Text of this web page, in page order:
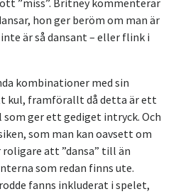
”miss”. Britney kommenterar
hon ger beröm om man är
är så dansant – eller flink i
kombinationer med sin
kul, framförallt då detta är ett
ger ett gediget intryck. Och
som man kan oavsett om
att ”dansa” till än
som redan finns ute.
fanns inkluderat i spelet,